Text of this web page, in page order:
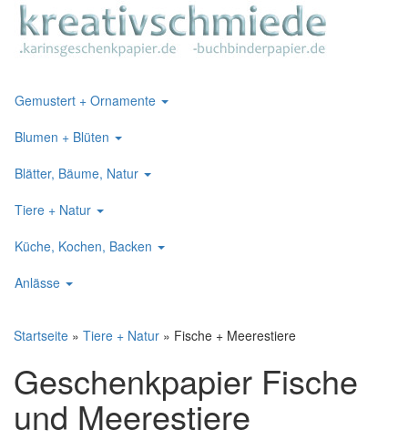
Gemustert + Ornamente
Blumen + Blüten
Blätter, Bäume, Natur
Tiere + Natur
Küche, Kochen, Backen
Anlässe
Startseite » Tiere + Natur » Fische + Meerestiere
Geschenkpapier Fische
und Meerestiere